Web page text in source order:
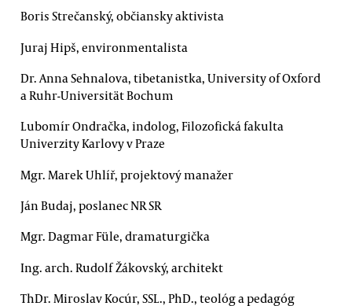
Boris Strečanský, občiansky aktivista
Juraj Hipš, environmentalista
Dr. Anna Sehnalova, tibetanistka, University of Oxford
a Ruhr-Universität Bochum
Lubomír Ondračka, indolog, Filozofická fakulta
Univerzity Karlovy v Praze
Mgr. Marek Uhlíř, projektový manažer
Ján Budaj, poslanec NR SR
Mgr. Dagmar Füle, dramaturgička
Ing. arch. Rudolf Žákovský, architekt
ThDr. Miroslav Kocúr, SSL., PhD., teológ a pedagóg